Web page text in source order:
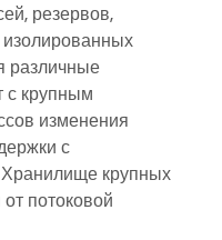
резервов,
различные
с крупным
изменения
с
крупных
потоковой